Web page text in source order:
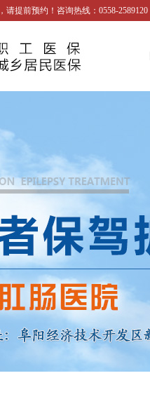
提前预约！咨询热线：0558-2589120